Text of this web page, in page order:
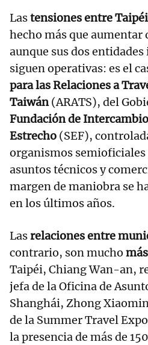
Lastensiones entre
hecho más que aumentar
aunque sus dos
siguen operativas: es el
para las Relaciones a
Taiwán(ARATS), del
Fundación de
Estrecho (SEF),
organismos semioficiales
asuntos técnicos y
margen de maniobra se
en los últimos años.
Lasrelaciones entre
contrario, son mucho
Taipéi, Chiang Wan-an,
jefa de la Oficina de
Shanghái, Zhong
de la Summer Travel
la presencia de más de